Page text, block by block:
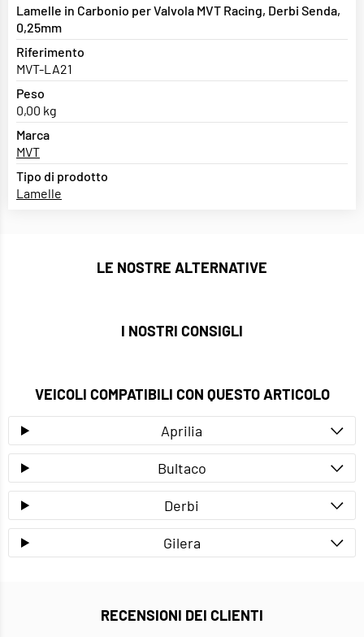
Lamelle in Carbonio per Valvola MVT Racing, Derbi Senda,
0,25mm
Riferimento
MVT-LA21
Peso
0,00 kg
Marca
MVT
Tipo di prodotto
Lamelle
LE NOSTRE ALTERNATIVE
I NOSTRI CONSIGLI
VEICOLI COMPATIBILI CON QUESTO ARTICOLO
Aprilia
Bultaco
Derbi
Gilera
RECENSIONI DEI CLIENTI